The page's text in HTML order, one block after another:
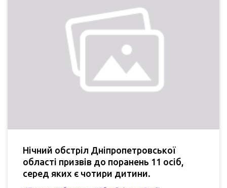
Нічний обстріл Дніпропетровської
області призвів до поранень 11 осіб,
серед яких є чотири дитини.